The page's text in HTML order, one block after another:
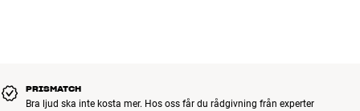
PRISMATCH
Bra ljud ska inte kosta mer. Hos oss får du rådgivning från experter